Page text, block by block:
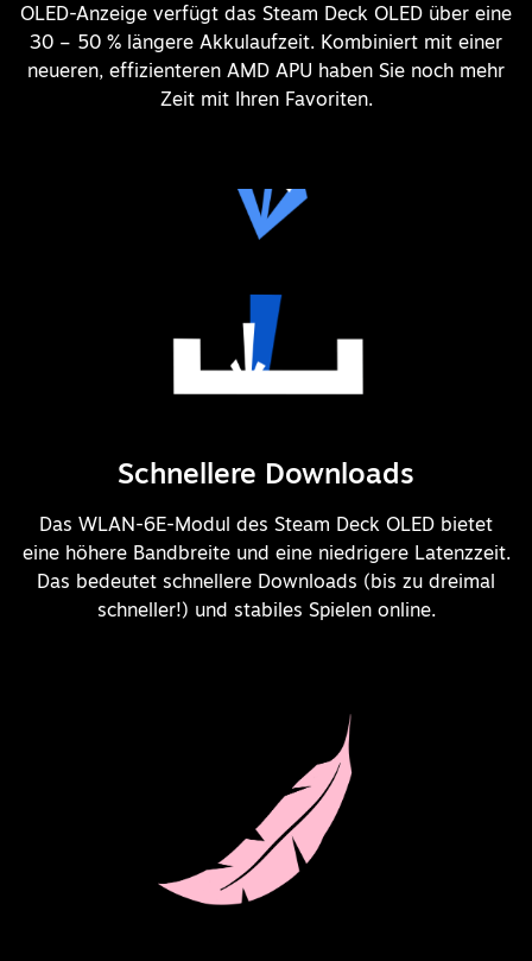
OLED-Anzeige verfügt das Steam Deck OLED über eine
30 – 50 % längere Akkulaufzeit. Kombiniert mit einer
neueren, effizienteren AMD APU haben Sie noch mehr
Zeit mit Ihren Favoriten.
Schnellere Downloads
Das WLAN-6E-Modul des Steam Deck OLED bietet
eine höhere Bandbreite und eine niedrigere Latenzzeit.
Das bedeutet schnellere Downloads (bis zu dreimal
schneller!) und stabiles Spielen online.